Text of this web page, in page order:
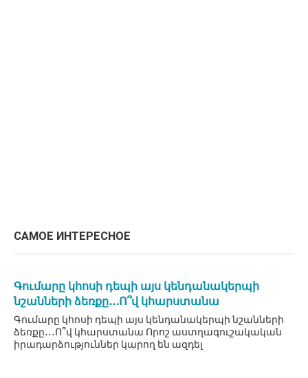
САМОЕ ИНТЕРЕСНОЕ
Գումարը կհոսի դեպի այս կենդանակերպի
նշանների ձեռքը․․․Ո՞վ կհարստանա
Գումարը կհոսի դեպի այս կենդանակերպի նշանների
ձեռքը․․․Ո՞վ կհարստանա Որոշ աստղագուշակական
իրադարձություններ կարող են ազդել